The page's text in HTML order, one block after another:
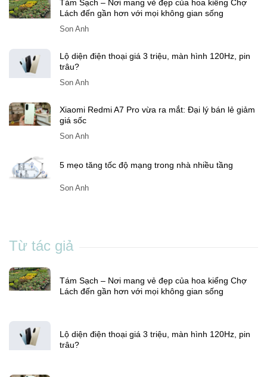
Tám Sạch – Nơi mang vẻ đẹp của hoa kiểng Chợ
Lách đến gần hơn với mọi không gian sống
Lộ diện điện thoại giá 3 triệu, màn hình 120Hz, pin
trâu?
Xiaomi Redmi A7 Pro vừa ra mắt: Đại lý bán lẻ giảm
giá sốc
Từ tác giả
Tám Sạch – Nơi mang vẻ đẹp của hoa kiểng Chợ
Lộ diện điện thoại giá 3 triệu, màn hình 120Hz, pin